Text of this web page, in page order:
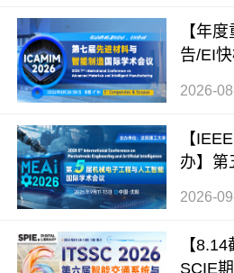
【年
告/EI
2026-
【
办】第
2026-
【
SCIE